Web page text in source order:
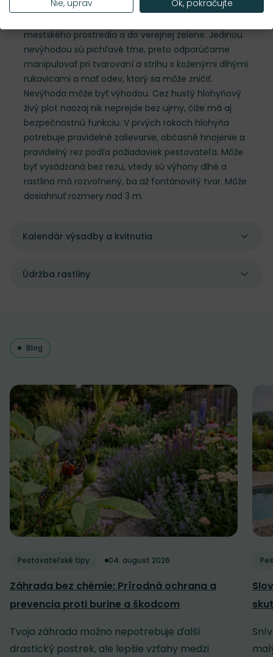
dobre priepustnej pôde. Znáša výborne chladnejšie
mestského prostredia a do verejnej zelene. Jedinou
nevýhodou sú pichľavé tŕne, preto odporúčame
manipulovať pri tvarovaní a strihu s koženými dlhými
rukavicami a mať odev, ktorý sa môže zničiť.
Nevýhoda môže byť výhodou. Cez hustý hlohyňový
živý plot naozaj nik neprejde bez ujmy, čiže má aj
bezpečnostnú funkciu. V prvých rokoch hlohyňa
potrebuje pravidelné zalievanie, občasné hnojenie a
pravidelný rez podľa požiadaviek pestovateľa. Môže
byť vysádzaná bez rezu, vtedy sú výhony dlhé a
rastlina má rozvoľnený, ba až fontánovitý tvar. Môže
dosiahnuť rozmery nad 3 m.
Kalendár výsadby a kvitnutia
Údržba rastliny
Blog
Pestovateľské tipy 04. august 2026
Záhrada bez chémie: Prírodná ochrana a
prevencia proti burine a škodcom
Tvoja záhrada možno nepotrebuje ďalší
drastický postrek, ale lepšie vzťahy medzi
Nie, uprav Ok, pokračujte